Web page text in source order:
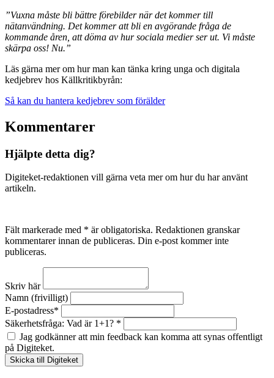
”Vuxna måste bli bättre förebilder när det kommer till
nätanvändning. Det kommer att bli en avgörande fråga de
kommande åren, att döma av hur sociala medier ser ut. Vi måste
skärpa oss! Nu.”
Läs gärna mer om hur man kan tänka kring unga och digitala
kedjebrev hos Källkritikbyrån:
Så kan du hantera kedjebrev som förälder
Kommentarer
Hjälpte detta dig?
Digiteket-redaktionen vill gärna veta mer om hur du har använt
artikeln.
Fält markerade med * är obligatoriska. Redaktionen granskar
kommentarer innan de publiceras. Din e-post kommer inte
publiceras.
Skriv här
Namn (frivilligt)
E-postadress*
Säkerhetsfråga: Vad är 1+1? *
Jag godkänner att min feedback kan komma att synas offentligt
på Digiteket.